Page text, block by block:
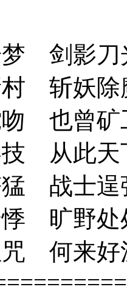
梦 剑影
村 斩妖
吻 也曾
技 从此
猛 战士
悸 旷野
咒 何来